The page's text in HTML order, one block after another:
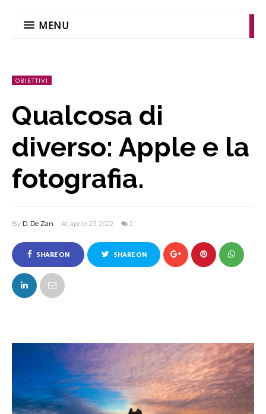
MENU
OBIETTIVI
Qualcosa di
diverso: Apple e la
fotografia.
By D. De Zan At aprile 23, 2022 2
SHARE ON
FACEBOOK
SHARE ON